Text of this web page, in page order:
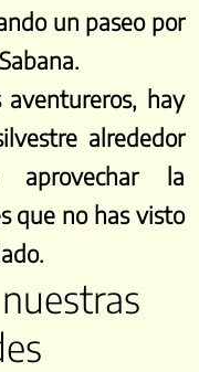
un paseo por
hay
alrededor
la
que no has visto